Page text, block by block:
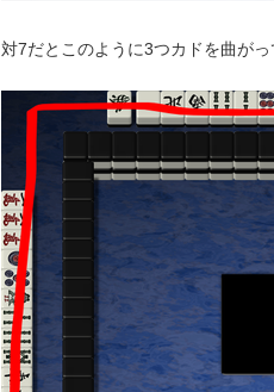
対7だとこのように3つカドを曲が